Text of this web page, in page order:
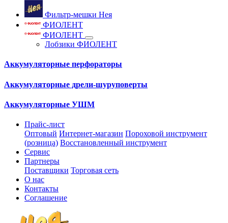
Фильтр-мешки Нея
ФИОЛЕНТ
ФИОЛЕНТ
Лобзики ФИОЛЕНТ
Аккумуляторные перфораторы
Аккумуляторные дрели-шуруповерты
Аккумуляторные УШМ
Прайс-лист
Оптовый Интернет-магазин Пороховой инструмент
(розница) Восстановленный инструмент
Сервис
Партнеры
Поставщики Торговая сеть
О нас
Контакты
Соглашение